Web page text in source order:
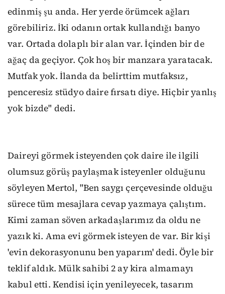
edinmiş şu anda. Her yerde örümcek ağları
görebiliriz. İki odanın ortak kullandığı banyo
var. Ortada dolaplı bir alan var. İçinden bir de
ağaç da geçiyor. Çok hoş bir manzara yaratacak.
Mutfak yok. İlanda da belirttim mutfaksız,
penceresiz stüdyo daire fırsatı diye. Hiçbir yanlış
yok bizde" dedi.
Daireyi görmek isteyenden çok daire ile ilgili
olumsuz görüş paylaşmak isteyenler olduğunu
söyleyen Mertol, "Ben saygı çerçevesinde olduğu
sürece tüm mesajlara cevap yazmaya çalıştım.
Kimi zaman söven arkadaşlarımız da oldu ne
yazık ki. Ama evi görmek isteyen de var. Bir kişi
'evin dekorasyonunu ben yaparım' dedi. Öyle bir
teklif aldık. Mülk sahibi 2 ay kira almamayı
kabul etti. Kendisi için yenileyecek, tasarım